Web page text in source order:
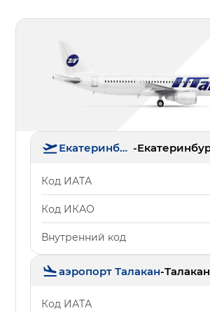
Екатеринбург -
Код ИАТА
Код ИКАО
Внутренний код
аэропорт Талакан-Талакан
Код ИАТА